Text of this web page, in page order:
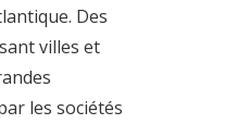
Des
villes et
les sociétés